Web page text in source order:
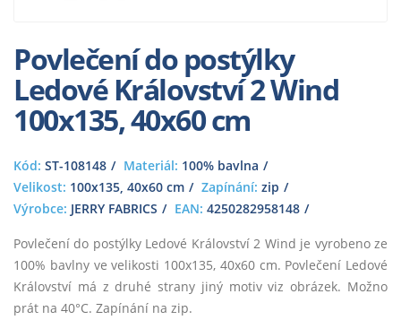
Povlečení do postýlky
Ledové Království 2 Wind
100x135, 40x60 cm
Kód: ST-108148 Materiál: 100% bavlna
Velikost: 100x135, 40x60 cm Zapínání: zip
Výrobce: JERRY FABRICS EAN: 4250282958148
Povlečení do postýlky Ledové Království 2 Wind je vyrobeno ze
100% bavlny ve velikosti 100x135, 40x60 cm. Povlečení Ledové
Království má z druhé strany jiný motiv viz obrázek. Možno
prát na 40°C. Zapínání na zip.